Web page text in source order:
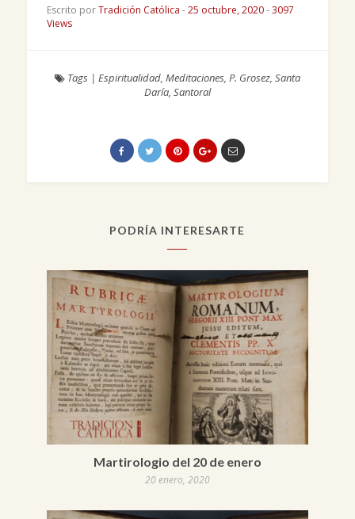
Escrito porTradición Católica -25 octubre, 2020-3097
Views
Tags| Espiritualidad, Meditaciones, P. Grosez, Santa
Daría, Santoral
PODRÍA INTERESARTE
Martirologio del 20 de enero
20 enero, 2020